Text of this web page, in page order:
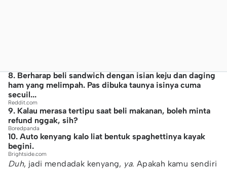
8. Berharap beli sandwich dengan isian keju dan daging
ham yang melimpah. Pas dibuka taunya isinya cuma
secuil...
Reddit.com
9. Kalau merasa tertipu saat beli makanan, boleh minta
refund nggak, sih?
Boredpanda
10. Auto kenyang kalo liat bentuk spaghettinya kayak
begini.
Brightside.com
Duh, jadi mendadak kenyang, ya. Apakah kamu sendiri